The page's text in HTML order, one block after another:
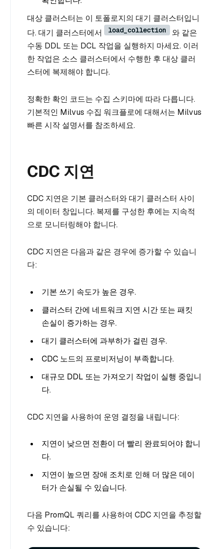
대상 클러스터는 이 토폴로지의 대기 클러스터입니
다. 대기 클러스터에서
load_collection
와 같은
수동 DDL 또는 DCL 작업을 실행하지 마세요. 이러
한 작업은 소스 클러스터에서 수행한 후 대상 클러
스터에 복제해야 합니다.
정확한 확인 코드는 수집 스키마에 따라 다릅니다.
기본적인 Milvus 수집 워크플로에 대해서는 Milvus
빠른 시작 설명서를 참조하세요.
CDC 지연
CDC 지연은 기본 클러스터와 대기 클러스터 사이
의 데이터 창입니다. 복제를 구성한 후에는 지속적
으로 모니터링해야 합니다.
CDC 지연은 다음과 같은 경우에 증가할 수 있습니
다:
기본 쓰기 속도가 높은 경우.
클러스터 간에 네트워크 지연 시간 또는 패킷
손실이 증가하는 경우.
대기 클러스터에 과부하가 걸린 경우.
CDC 노드의 프로비저닝이 부족합니다.
대규모 DDL 또는 가져오기 작업이 실행 중입니
다.
CDC 지연을 사용하여 운영 결정을 내립니다:
지연이 낮으면 전환이 더 빨리 완료되어야 합니
다.
지연이 높으면 장애 조치로 인해 더 많은 데이
터가 손실될 수 있습니다.
다음 PromQL 쿼리를 사용하여 CDC 지연을 추정할
수 있습니다: